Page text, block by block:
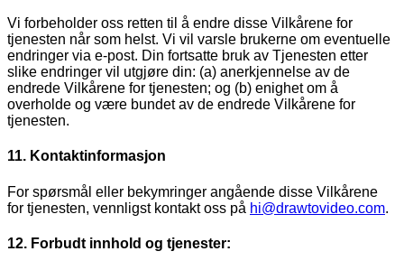
Vi forbeholder oss retten til å endre disse Vilkårene for
tjenesten når som helst. Vi vil varsle brukerne om eventuelle
endringer via e-post. Din fortsatte bruk av Tjenesten etter
slike endringer vil utgjøre din: (a) anerkjennelse av de
endrede Vilkårene for tjenesten; og (b) enighet om å
overholde og være bundet av de endrede Vilkårene for
tjenesten.
11. Kontaktinformasjon
For spørsmål eller bekymringer angående disse Vilkårene
for tjenesten, vennligst kontakt oss på hi@drawtovideo.com.
12. Forbudt innhold og tjenester: